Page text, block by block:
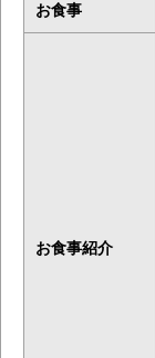
お食事
お食事紹介